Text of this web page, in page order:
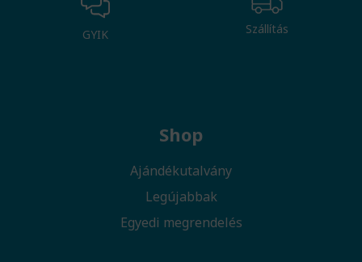
GYIK Szállítás
Shop
Ajándékutalvány
Legújabbak
Egyedi megrendelés